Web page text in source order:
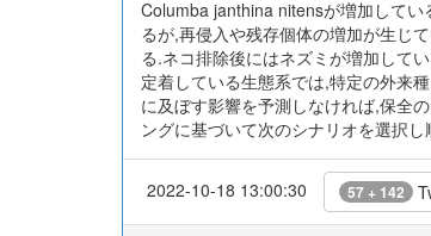
Columba janthina nitensが増加して
るが,再侵入や残存個体の増加が生じ
る.ネコ排除後にはネズミが増加して
定着している生態系では,特定の外来
に及ぼす影響を予測しなければ,保全
ングに基づいて次のシナリオを選択
2022-10-18 13:00:30 57 + 142